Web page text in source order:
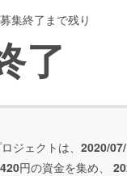
募集終了まで残り
了
ジェクトは、 2020/
円の資金を集め、